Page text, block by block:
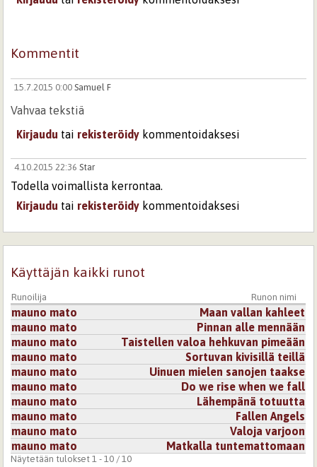
Kommentit
15.7.2015 0:00 Samuel F
Vahvaa tekstiä
Kirjaudu tai rekisteröidy kommentoidaksesi
4.10.2015 22:36 Star
Todella voimallista kerrontaa.
Kirjaudu tai rekisteröidy kommentoidaksesi
Käyttäjän kaikki runot
Runoilija Runon nimi
mauno mato
Maan vallan kahleet
mauno mato
Pinnan alle mennään
mauno mato
Taistellen valoa hehkuvan pimeään
mauno mato
Sortuvan kivisillä teillä
mauno mato
Uinuen mielen sanojen taakse
mauno mato
Do we rise when we fall
mauno mato
Lähempänä totuutta
mauno mato
Fallen Angels
mauno mato
Valoja varjoon
mauno mato
Matkalla tuntemattomaan
Näytetään tulokset 1 - 10 / 10